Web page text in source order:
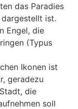
das Paradies
ist.
Engel, die
(Typus
Ikonen ist
geradezu
die
soll